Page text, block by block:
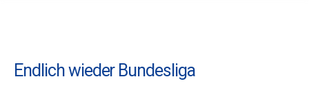
Endlich wieder Bundesliga